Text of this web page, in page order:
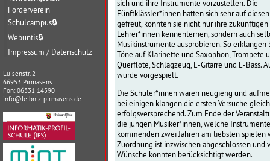
Förderverein
Schulcampus🔒
Webuntis🔒
Impressum / Datenschutz
Luisenstr. 2
66953 Pirmasens
Fon: 06331 14590
info@leibniz-pirmasens.de
sich und ihre Instrumente vorzustellen. Die
Fünftklässler*innen hatten sich sehr auf
gefreut, konnten sie nicht nur ihre zukünftigen
Lehrer*innen kennenlernen, sondern auch
Musikinstrumente ausprobieren. So erklangen
Töne auf Klarinette und Saxophon, Trompete
Querflöte, Schlagzeug, E-Gitarre und E-Bass.
wurde vorgespielt.
Die Schüler*innen waren neugierig und
bei einigen klangen die ersten Versuche gleich
erfolgsversprechend. Zum Ende der
die jungen Musiker*innen, welche
kommenden zwei Jahren am liebsten spielen
Zuordnung ist inzwischen abgeschlossen und
Wünsche konnten berücksichtigt werden.